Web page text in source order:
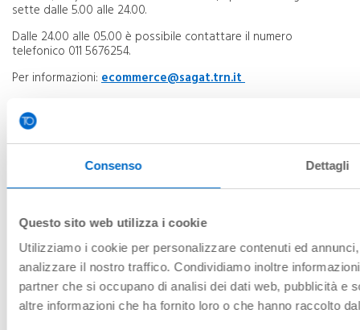
Consenso Dettagli
Questo sito web utilizza i cookie
Utilizziamo i cookie per personalizzare contenuti ed
analizzare il nostro traffico. Condividiamo inoltre
partner che si occupano di analisi dei dati web, pubblicità e
altre informazioni che ha fornito loro o che hanno raccolto
sette dalle 5.00 alle 24.00.
Dalle 24.00 alle 05.00 è possibile contattare il numero
telefonico 011 5676254.
Per informazioni: ecommerce@sagat.trn.it
L'OFFERTA
FAQPARCHEGGIO